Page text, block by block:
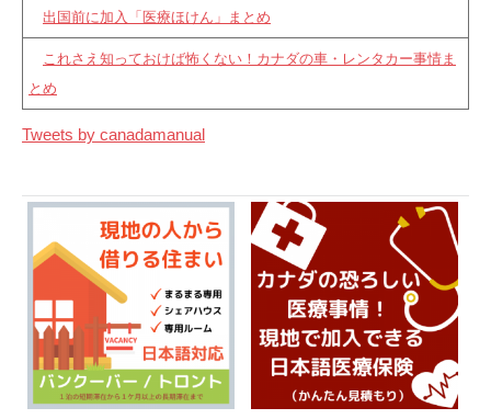
出国前に加入「医療ほけん」まとめ
これさえ知っておけば怖くない！カナダの車・レンタカー事情ま
とめ
Tweets by canadamanual